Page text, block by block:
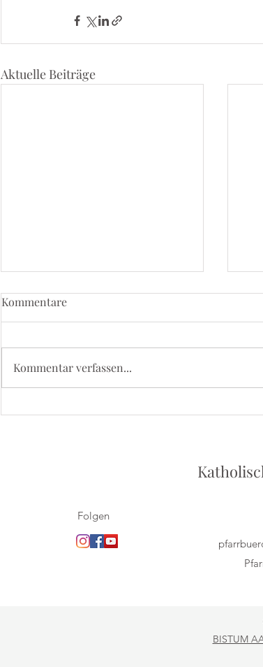
Aktuelle Beiträge
Kommentare
Kommentar verfassen...
Folgen
BISTUM